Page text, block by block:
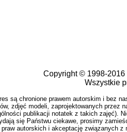
Copyright © 1998-
Wszystkie
są chronione prawem autorskim i bez
zdjęć modeli, zaprojektowanych
publikacji notatek z takich zajęć).
się Państwu ciekawe, prosimy
autorskich i akceptację związanych